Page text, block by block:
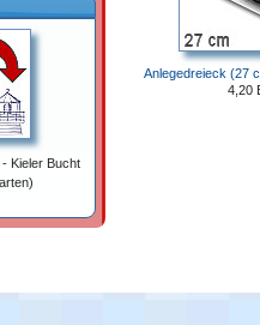
Anlegedreieck (27
4,20
Kieler Bucht